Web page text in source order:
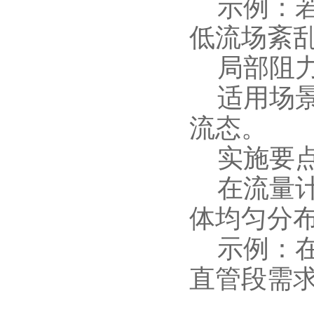
低流场紊
局部阻
适用场
流态。
实施要
在流量
体均匀分
示例：
直管段需